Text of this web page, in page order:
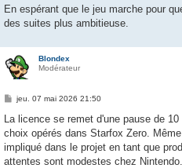
En espérant que le jeu marche pour
des suites plus ambitieuse.
Blondex
Modérateur
M
s
a
g
e
jeu. 07 mai 2026 21:50
La licence se remet d'une pause de
choix opérés dans Starfox Zero.
impliqué dans le projet en tant que
attentes sont modestes chez